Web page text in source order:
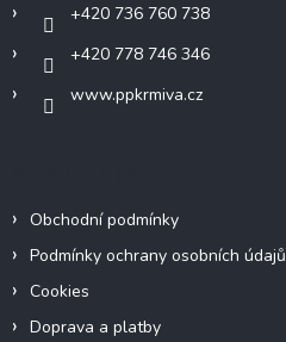
+420 736 760 738
+420 778 746 346
www.ppkrmiva.cz
Obchodní podmínky
Podmínky ochrany osobních údajů
Cookies
Doprava a platby